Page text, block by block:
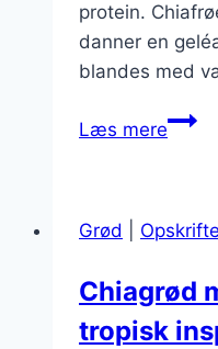
protein.
danner en
blandes med
Læs mere
friske
Grød
Chiagrød
tropisk